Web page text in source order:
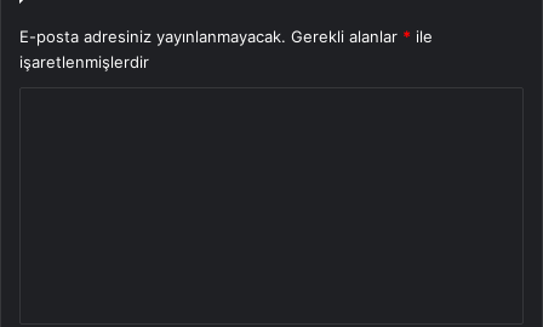
E-posta adresiniz yayınlanmayacak. Gerekli alanlar * ile
işaretlenmişlerdir